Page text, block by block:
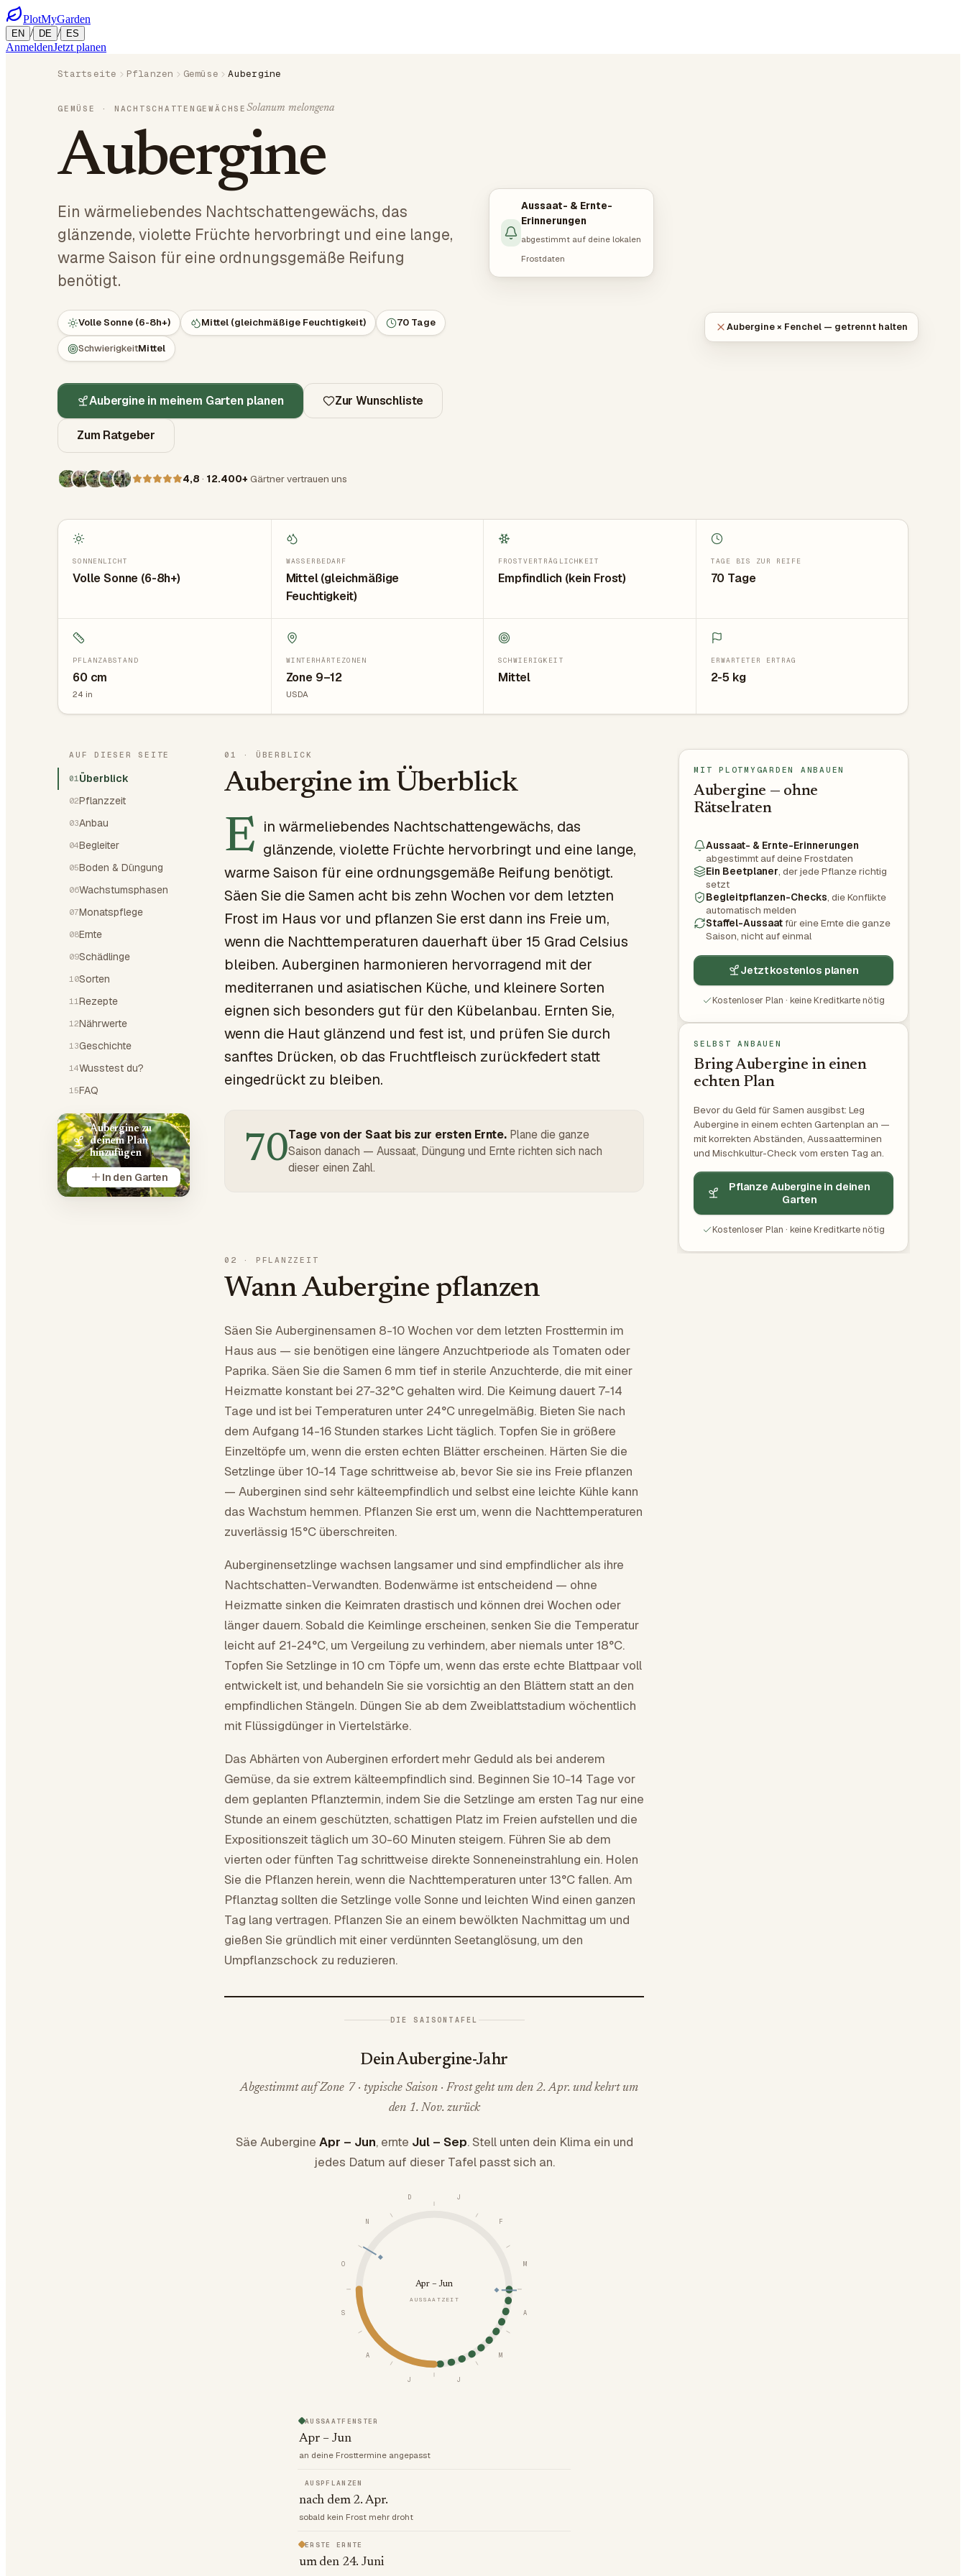
PlotMyGarden
EN / DE / ES
AnmeldenJetzt planen
Startseite Pflanzen Gemüse Aubergine
GEMÜSE · NACHTSCHATTENGEWÄCHSE Solanum melongena
Aubergine
Ein wärmeliebendes Nachtschattengewächs, das
glänzende, violette Früchte hervorbringt und eine lange,
warme Saison für eine ordnungsgemäße Reifung
benötigt.
Volle Sonne (6-8h+) Mittel (gleichmäßige Feuchtigkeit) 70 Tage
SchwierigkeitMittel
Aubergine in meinem Garten planen Zur Wunschliste
Zum Ratgeber
4,8 · 12.400+ Gärtner vertrauen uns
Aussaat- & Ernte-
Erinnerungen
abgestimmt auf deine lokalen
Frostdaten
Aubergine × Fenchel — getrennt halten
SONNENLICHT
Volle Sonne (6-8h+)
WASSERBEDARF
Mittel (gleichmäßige
Feuchtigkeit)
FROSTVERTRÄGLICHKEIT
Empfindlich (kein Frost)
TAGE BIS ZUR REIFE
70 Tage
PFLANZABSTAND
60 cm
24 in
WINTERHÄRTEZONEN
Zone 9–12
USDA
SCHWIERIGKEIT
Mittel
ERWARTETER ERTRAG
2-5 kg
AUF DIESER SEITE
01Überblick
02Pflanzzeit
03Anbau
04Begleiter
05Boden & Düngung
06Wachstumsphasen
07Monatspflege
08Ernte
09Schädlinge
10Sorten
11 Rezepte
12Nährwerte
13Geschichte
14Wusstest du?
15FAQ
Aubergine zu
deinem Plan
hinzufügen
In den Garten
01 · ÜBERBLICK
Aubergine im Überblick
E in wärmeliebendes Nachtschattengewächs, das
glänzende, violette Früchte hervorbringt und eine lange,
warme Saison für eine ordnungsgemäße Reifung benötigt.
Säen Sie die Samen acht bis zehn Wochen vor dem letzten
Frost im Haus vor und pflanzen Sie erst dann ins Freie um,
wenn die Nachttemperaturen dauerhaft über 15 Grad Celsius
bleiben. Auberginen harmonieren hervorragend mit der
mediterranen und asiatischen Küche, und kleinere Sorten
eignen sich besonders gut für den Kübelanbau. Ernten Sie,
wenn die Haut glänzend und fest ist, und prüfen Sie durch
sanftes Drücken, ob das Fruchtfleisch zurückfedert statt
eingedrückt zu bleiben.
70Tage von der Saat bis zur ersten Ernte. Plane die ganze
Saison danach — Aussaat, Düngung und Ernte richten sich nach
dieser einen Zahl.
02 · PFLANZZEIT
Wann Aubergine pflanzen
Säen Sie Auberginensamen 8-10 Wochen vor dem letzten Frosttermin im
Haus aus — sie benötigen eine längere Anzuchtperiode als Tomaten oder
Paprika. Säen Sie die Samen 6 mm tief in sterile Anzuchterde, die mit einer
Heizmatte konstant bei 27-32°C gehalten wird. Die Keimung dauert 7-14
Tage und ist bei Temperaturen unter 24°C unregelmäßig. Bieten Sie nach
dem Aufgang 14-16 Stunden starkes Licht täglich. Topfen Sie in größere
Einzeltöpfe um, wenn die ersten echten Blätter erscheinen. Härten Sie die
Setzlinge über 10-14 Tage schrittweise ab, bevor Sie sie ins Freie pflanzen
— Auberginen sind sehr kälteempfindlich und selbst eine leichte Kühle kann
das Wachstum hemmen. Pflanzen Sie erst um, wenn die Nachttemperaturen
zuverlässig 15°C überschreiten.
Auberginensetzlinge wachsen langsamer und sind empfindlicher als ihre
Nachtschatten-Verwandten. Bodenwärme ist entscheidend — ohne
Heizmatte sinken die Keimraten drastisch und können drei Wochen oder
länger dauern. Sobald die Keimlinge erscheinen, senken Sie die Temperatur
leicht auf 21-24°C, um Vergeilung zu verhindern, aber niemals unter 18°C.
Topfen Sie Setzlinge in 10 cm Töpfe um, wenn das erste echte Blattpaar voll
entwickelt ist, und behandeln Sie sie vorsichtig an den Blättern statt an den
empfindlichen Stängeln. Düngen Sie ab dem Zweiblattstadium wöchentlich
mit Flüssigdünger in Viertelstärke.
Das Abhärten von Auberginen erfordert mehr Geduld als bei anderem
Gemüse, da sie extrem kälteempfindlich sind. Beginnen Sie 10-14 Tage vor
dem geplanten Pflanztermin, indem Sie die Setzlinge am ersten Tag nur eine
Stunde an einem geschützten, schattigen Platz im Freien aufstellen und die
Expositionszeit täglich um 30-60 Minuten steigern. Führen Sie ab dem
vierten oder fünften Tag schrittweise direkte Sonneneinstrahlung ein. Holen
Sie die Pflanzen herein, wenn die Nachttemperaturen unter 13°C fallen. Am
Pflanztag sollten die Setzlinge volle Sonne und leichten Wind einen ganzen
Tag lang vertragen. Pflanzen Sie an einem bewölkten Nachmittag um und
gießen Sie gründlich mit einer verdünnten Seetanglösung, um den
Umpflanzschock zu reduzieren.
DIE SAISONTAFEL
Dein Aubergine-Jahr
Abgestimmt auf Zone 7 · typische Saison · Frost geht um den 2. Apr. und kehrt um
den 1. Nov. zurück
Säe Aubergine Apr – Jun, ernte Jul – Sep. Stell unten dein Klima ein und
jedes Datum auf dieser Tafel passt sich an.
J
F
M
A
M
J
J
A
S
O
N
D
Apr – Jun
AUSSAATZEIT
AUSSAATFENSTER
Apr – Jun
an deine Frosttermine angepasst
AUSPFLANZEN
nach dem 2. Apr.
sobald kein Frost mehr droht
ERSTE ERNTE
um den 24. Juni
MIT PLOTMYGARDEN ANBAUEN
Aubergine — ohne
Rätselraten
Aussaat- & Ernte-Erinnerungen
abgestimmt auf deine Frostdaten
Ein Beetplaner, der jede Pflanze richtig
setzt
Begleitpflanzen-Checks, die Konflikte
automatisch melden
Staffel-Aussaatfür eine Ernte die ganze
Saison, nicht auf einmal
Jetzt kostenlos planen
Kostenloser Plan · keine Kreditkarte nötig
SELBST ANBAUEN
Bring Aubergine in einen
echten Plan
Bevor du Geld für Samen ausgibst: Leg
Aubergine in einem echten Gartenplan an —
mit korrekten Abständen, Aussaatterminen
und Mischkultur-Check vom ersten Tag an.
Pflanze Aubergine in deinen
Garten
Kostenloser Plan · keine Kreditkarte nötig